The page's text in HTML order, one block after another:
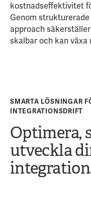
kostnadseffektivitet
Genom
approach
skalbar och kan växa
SMARTA LÖSNINGAR
INTEGRATIONSDRIFT
Optimera,
utveckla